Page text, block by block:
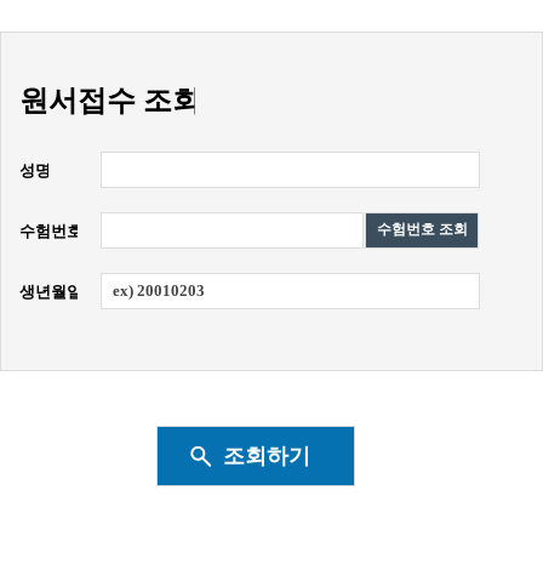
원서접수 조회
성명
수험번호
생년월일
수험번호 조회
조회하기